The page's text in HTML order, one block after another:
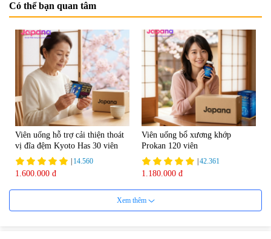
Có thể bạn quan tâm
Viên uống hỗ trợ cải thiện thoát
vị đĩa đệm Kyoto Has 30 viên
14.560
1.600.000 đ
Viên uống bổ xương khớp
Prokan 120 viên
42.361
1.180.000 đ
Xem thêm